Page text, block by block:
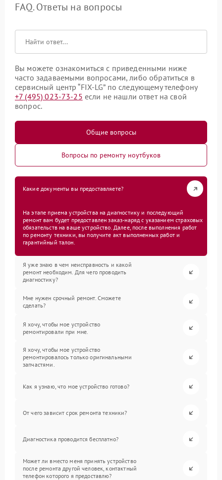
FAQ. Ответы на вопросы
Вы можете ознакомиться с приведенными ниже
часто задаваемыми вопросами, либо обратиться в
сервисный центр “FIX-LG” по следующему телефону
+7 (495) 023-73-25 если не нашли ответ на свой
вопрос.
Общие вопросы
Вопросы по ремонту ноутбуков
Какие документы вы предоставляете?
На этапе приема устройства на диагностику и последующий
ремонт вам будет предоставлен заказ-наряд с указанием страховых
обязательств на ваше устройство. Далее, после выполнения работ
по ремонту техники, вы получите акт выполненных работ и
гарантийный талон.
Я уже знаю в чем неисправность и какой
ремонт необходим. Для чего проводить
диагностику?
Мне нужен срочный ремонт. Сможете
сделать?
Я хочу, чтобы мое устройство
ремонтировали при мне.
Я хочу, чтобы мое устройство
ремонтировалось только оригинальными
запчастями.
Как я узнаю, что мое устройство готово?
От чего зависит срок ремонта техники?
Диагностика проводится бесплатно?
Может ли вместо меня принять устройство
после ремонта другой человек, контактный
телефон которого я предоставлю?